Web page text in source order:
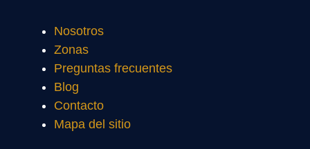
Nosotros
Zonas
Preguntas frecuentes
Blog
Contacto
Mapa del sitio